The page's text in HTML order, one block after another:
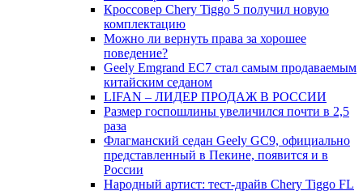
Кроссовер Chery Tiggo 5 получил новую
комплектацию
Можно ли вернуть права за хорошее
поведение?
Geely Emgrand EC7 стал самым продаваемым
китайским седаном
LIFAN – ЛИДЕР ПРОДАЖ В РОССИИ
Размер госпошлины увеличился почти в 2,5
раза
Флагманский седан Geely GC9, официально
представленный в Пекине, появится и в
России
Народный артист: тест-драйв Chery Tiggo FL